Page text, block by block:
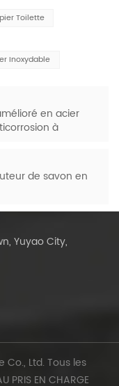
Toilette
Inoxydable
en acier
à
de savon en
Yuyao City,
Ltd. Tous les
PRIS EN CHARGE